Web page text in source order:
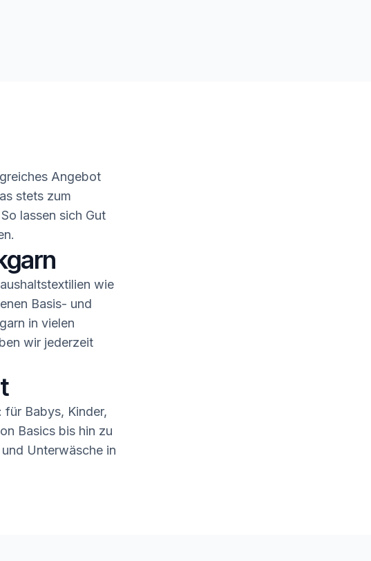
Angebot
stets zum
lassen sich Gut
wie
Basis- und
in vielen
wir jederzeit
für Babys, Kinder,
Basics bis hin zu
Unterwäsche in